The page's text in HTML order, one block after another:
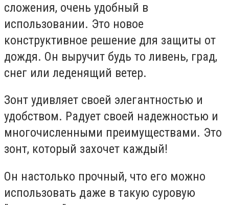
сложения, очень удобный в
использовании. Это новое
конструктивное решение для защиты от
дождя. Он выручит будь то ливень, град,
снег или леденящий ветер.
Зонт удивляет своей элегантностью и
удобством. Радует своей надежностью и
многочисленными преимуществами. Это
зонт, который захочет каждый!
Он настолько прочный, что его можно
использовать даже в такую суровую